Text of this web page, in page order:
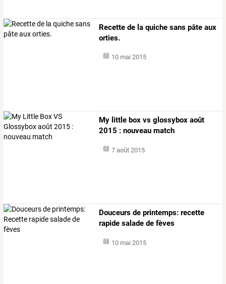
Recette de la quiche sans pâte aux
orties.
10 mai 2015
My little box vs glossybox août
2015 : nouveau match
7 août 2015
Douceurs de printemps: recette
rapide salade de fèves
10 mai 2015